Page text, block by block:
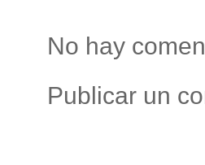
No hay
Publicar un